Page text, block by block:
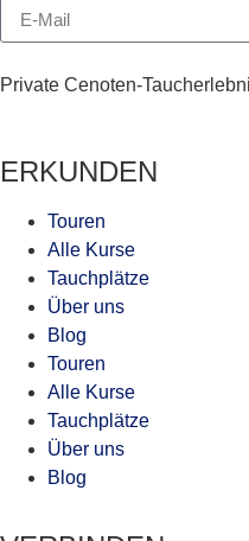
Private Cenoten-
ERKUNDEN
Touren
Alle Kurse
Tauchplätze
Über uns
Blog
Touren
Alle Kurse
Tauchplätze
Über uns
Blog